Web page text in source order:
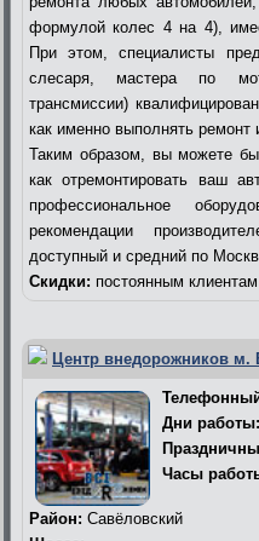
формулой колес 4 на 4),
При этом, специалисты
слесаря, мастера по
трансмиссии)
как именно выполнять ремонт
Таким образом, вы можете
как отремонтировать ваш
профессиональное
рекомендации
доступный и средний по
Скидки: постоянным
Центр внедорожников м.
Дни работы:
Часы
Район: Савёловский